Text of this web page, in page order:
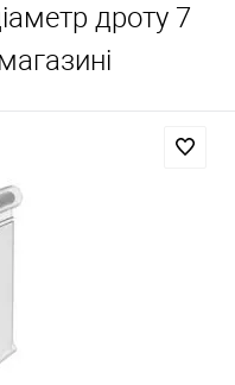
дроту 7